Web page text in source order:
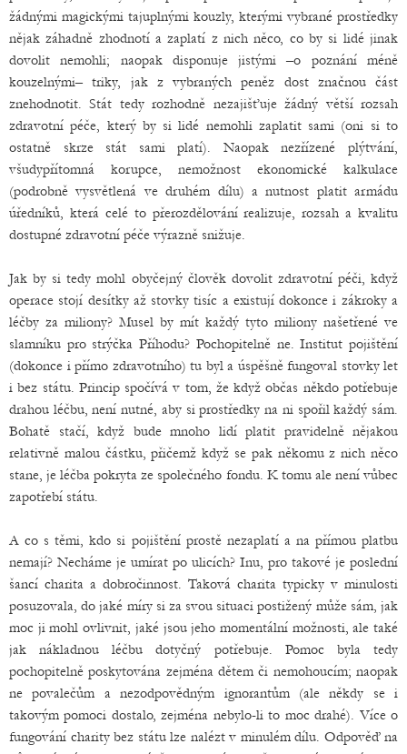
žádnými magickými tajuplnými kouzly, kterými vybrané prostředky
nějak záhadně zhodnotí a zaplatí z nich něco, co by si lidé jinak
dovolit nemohli; naopak disponuje jistými –o poznání méně
kouzelnými– triky, jak z vybraných peněz dost značnou část
znehodnotit. Stát tedy rozhodně nezajišťuje žádný větší rozsah
zdravotní péče, který by si lidé nemohli zaplatit sami (oni si to
ostatně skrze stát sami platí). Naopak nezřízené plýtvání,
všudypřítomná korupce, nemožnost ekonomické kalkulace
(podrobně vysvětlená ve druhém dílu) a nutnost platit armádu
úředníků, která celé to přerozdělování realizuje, rozsah a kvalitu
dostupné zdravotní péče výrazně snižuje.
Jak by si tedy mohl obyčejný člověk dovolit zdravotní péči, když
operace stojí desítky až stovky tisíc a existují dokonce i zákroky a
léčby za miliony? Musel by mít každý tyto miliony našetřené ve
slamníku pro strýčka Příhodu? Pochopitelně ne. Institut pojištění
(dokonce i přímo zdravotního) tu byl a úspěšně fungoval stovky let
i bez státu. Princip spočívá v tom, že když občas někdo potřebuje
drahou léčbu, není nutné, aby si prostředky na ni spořil každý sám.
Bohatě stačí, když bude mnoho lidí platit pravidelně nějakou
relativně malou částku, přičemž když se pak někomu z nich něco
stane, je léčba pokryta ze společného fondu. K tomu ale není vůbec
zapotřebí státu.
A co s těmi, kdo si pojištění prostě nezaplatí a na přímou platbu
nemají? Necháme je umírat po ulicích? Inu, pro takové je poslední
šancí charita a dobročinnost. Taková charita typicky v minulosti
posuzovala, do jaké míry si za svou situaci postižený může sám, jak
moc ji mohl ovlivnit, jaké jsou jeho momentální možnosti, ale také
jak nákladnou léčbu dotyčný potřebuje. Pomoc byla tedy
pochopitelně poskytována zejména dětem či nemohoucím; naopak
ne povalečům a nezodpovědným ignorantům (ale někdy se i
takovým pomoci dostalo, zejména nebylo-li to moc drahé). Více o
fungování charity bez státu lze nalézt v minulém dílu. Odpověď na